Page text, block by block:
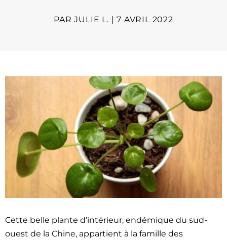
PARJULIE L. |7 AVRIL 2022
Cette belle plante d’intérieur, endémique du sud-
ouest de la Chine, appar­tient à la famille des